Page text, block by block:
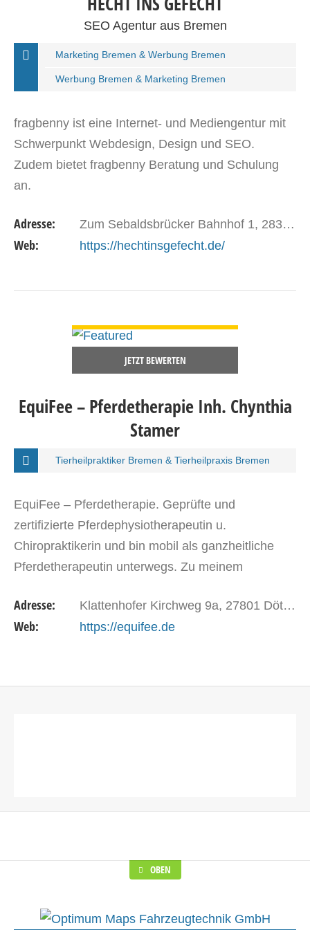
SEO Agentur aus Bremen
Marketing Bremen & Werbung Bremen
Werbung Bremen & Marketing Bremen
fragbenny ist eine Internet- und Mediengentur mit
Schwerpunkt Webdesign, Design und SEO.
Zudem bietet fragbenny Beratung und Schulung
an.
Adresse: Zum Sebaldsbrücker Bahnhof 1, 28309 Bremen
Web: https://hechtinsgefecht.de/
JETZT BEWERTEN
EquiFee – Pferdetherapie Inh. Chynthia
Stamer
Tierheilpraktiker Bremen & Tierheilpraxis Bremen
EquiFee – Pferdetherapie. Geprüfte und
zertifizierte Pferdephysiotherapeutin u.
Chiropraktikerin und bin mobil als ganzheitliche
Pferdetherapeutin unterwegs. Zu meinem
Adresse: Klattenhofer Kirchweg 9a, 27801 Dötlingen
Web: https://equifee.de
OBEN